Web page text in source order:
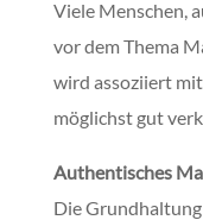
Viele Menschen,
vor dem Thema
wird assoziiert
möglichst gut
Authentisches
Die